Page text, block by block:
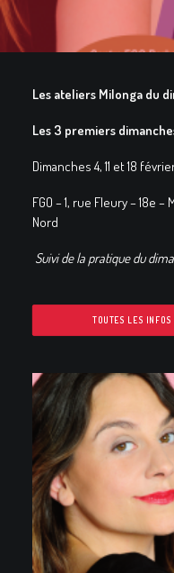
CONTACTEZ-NOUS
Les ateliers Milonga du
Les 3 premiers
Dimanches 4, 11 et 18
FGO – 1, rue Fleury – 18e
Nord
Suivi de la pratique du
TOUTES LES INFOS